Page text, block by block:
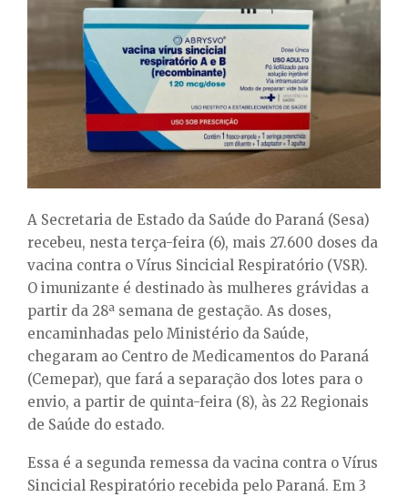
E
N
A Secretaria de Estado da Saúde do Paraná (Sesa)
recebeu, nesta terça-feira (6), mais 27.600 doses da
vacina contra o Vírus Sincicial Respiratório (VSR).
O imunizante é destinado às mulheres grávidas a
partir da 28ª semana de gestação. As doses,
encaminhadas pelo Ministério da Saúde,
chegaram ao Centro de Medicamentos do Paraná
(Cemepar), que fará a separação dos lotes para o
envio, a partir de quinta-feira (8), às 22 Regionais
de Saúde do estado.
Essa é a segunda remessa da vacina contra o Vírus
Sincicial Respiratório recebida pelo Paraná. Em 3